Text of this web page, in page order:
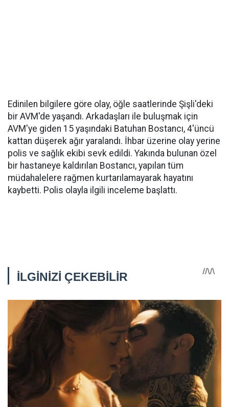
Edinilen bilgilere göre olay, öğle saatlerinde Şişli'deki
bir AVM'de yaşandı. Arkadaşları ile buluşmak için
AVM'ye giden 15 yaşındaki Batuhan Bostancı, 4'üncü
kattan düşerek ağır yaralandı. İhbar üzerine olay yerine
polis ve sağlık ekibi sevk edildi. Yakında bulunan özel
bir hastaneye kaldırılan Bostancı, yapılan tüm
müdahalelere rağmen kurtarılamayarak hayatını
kaybetti. Polis olayla ilgili inceleme başlattı.